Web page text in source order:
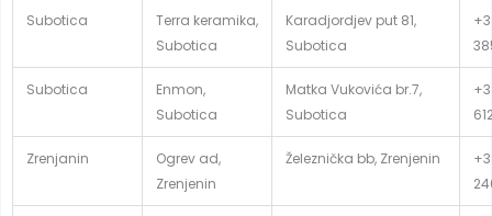
Subotica
Terra keramika,
Subotica
Karadjordjev put 81,
Subotica
Subotica
Enmon,
Subotica
Matka Vukovića br.7,
Subotica
Zrenjanin
Ogrev ad,
Zrenjenin
Železnička bb, Zrenjenin